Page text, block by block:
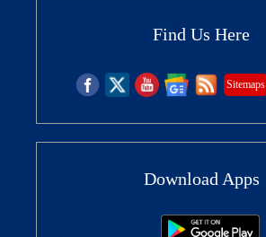
Find Us Here
Sitemaps
Download Apps